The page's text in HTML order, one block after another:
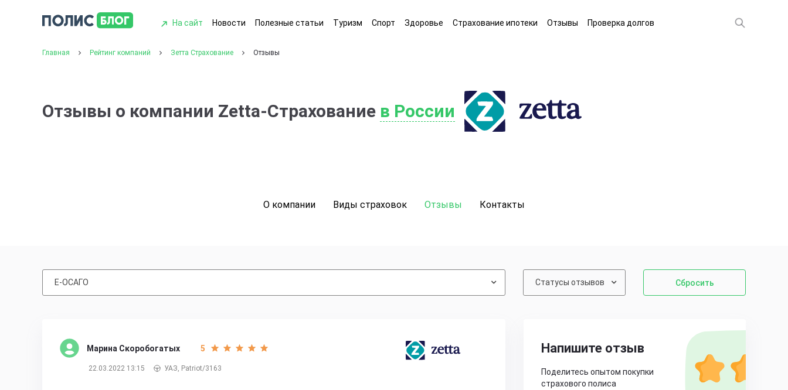
На сайт Новости Полезные статьи Туризм Спорт Здоровье Страхование ипотеки Отзывы Проверка долгов
Главная Рейтинг компаний Зетта Страхование Отзывы
Отзывы о компании Zetta-Страхование в России
О компании Виды страховок Отзывы Контакты
Е-ОСАГО Статусы отзывов Сбросить
Марина Скоробогатых 5
22.03.2022 13:15 УАЗ, Patriot/3163
Напишите отзыв
Поделитесь опытом покупки
страхового полиса